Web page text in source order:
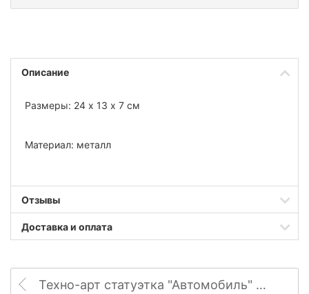
Описание
Размеры: 24 х 13 х 7 см
Материал: металл
Отзывы
Доставка и оплата
Техно-арт статуэтка "Автомобиль" №2